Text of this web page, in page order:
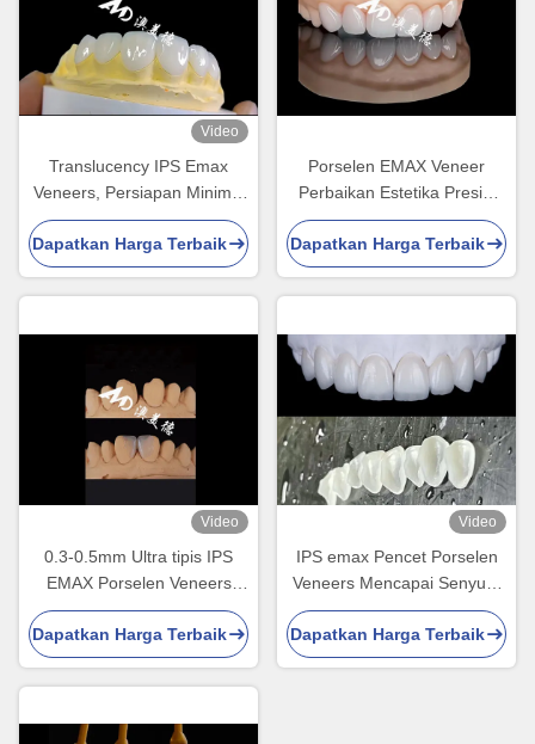
Video
Translucency IPS Emax
Veneers, Persiapan Minimal
Emax Dental Veneers
Dapatkan Harga Terbaik
Porselen EMAX Veneer
Perbaikan Estetika Presisi
Tinggi dengan Ketahanan
Tinggi
Dapatkan Harga Terbaik
Video
0.3-0.5mm Ultra tipis IPS
EMAX Porselen Veneers
untuk Estetika Smile
Makeovers
Dapatkan Harga Terbaik
Video
IPS emax Pencet Porselen
Veneers Mencapai Senyum
Alami dan Cerah
Dapatkan Harga Terbaik